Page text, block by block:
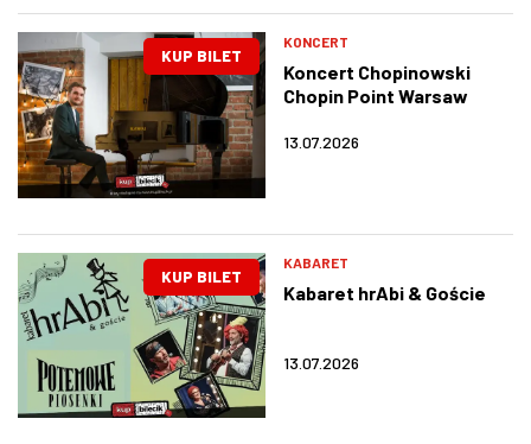
KUP BILET
KONCERT
Koncert Chopinowski
Chopin Point Warsaw
13.07.2026
KUP BILET
KABARET
Kabaret hrAbi & Goście
13.07.2026